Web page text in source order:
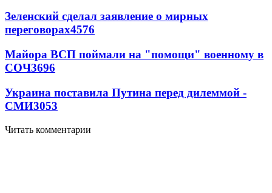
Зеленский сделал заявление о мирных
переговорах4576
Майора ВСП поймали на "помощи" военному в
СОЧ3696
Украина поставила Путина перед дилеммой -
СМИ3053
Читать комментарии